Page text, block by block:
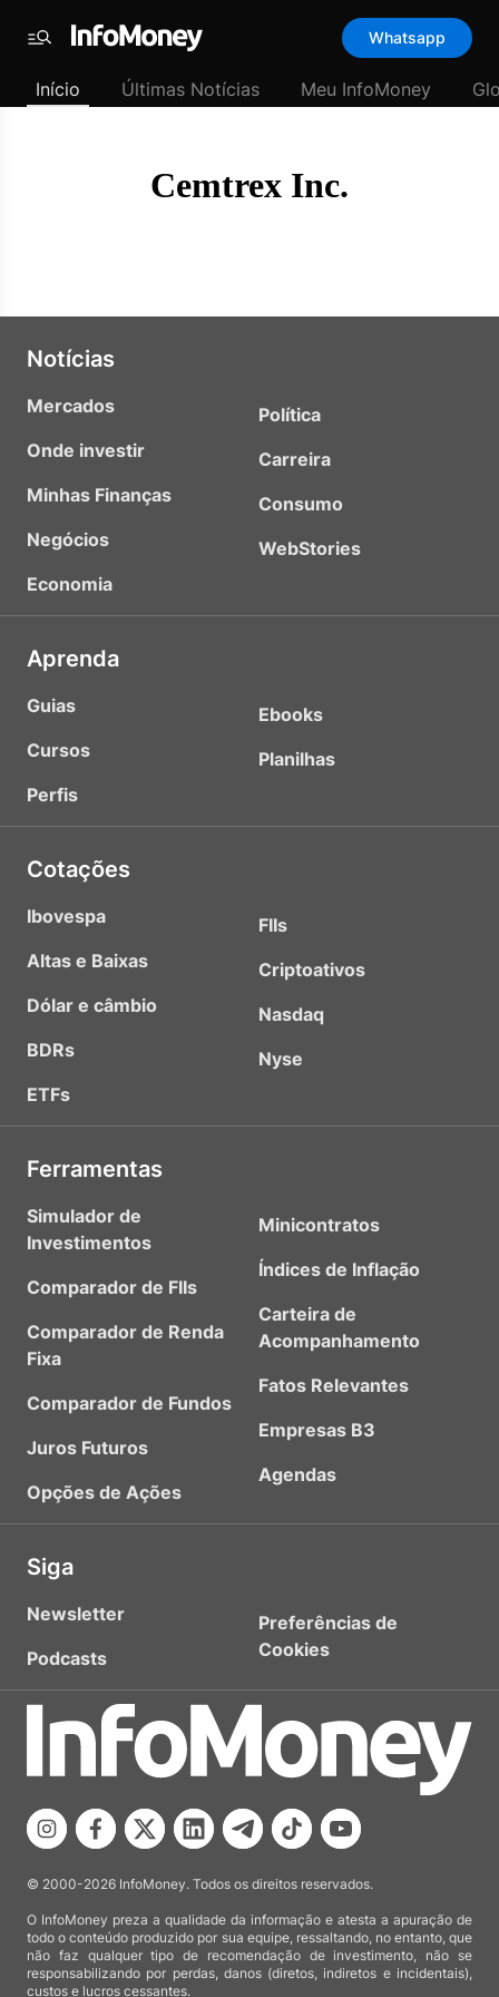
padrão
Últimas
Menu
Whatsapp
Início Últimas Notícias Meu InfoMoney
Cemtrex Inc.
Notícias
Mercados
Onde investir
Minhas Finanças
Negócios
Economia
Política
Carreira
Consumo
WebStories
Aprenda
Guias
Cursos
Perfis
Ebooks
Planilhas
Cotações
Ibovespa
Altas e Baixas
Dólar e câmbio
BDRs
ETFs
FIIs
Criptoativos
Nasdaq
Nyse
Ferramentas
Simulador de
Investimentos
Comparador de FIIs
Comparador de Renda
Fixa
Comparador de Fundos
Juros Futuros
Opções de Ações
Minicontratos
Índices de Inflação
Carteira de
Acompanhamento
Fatos Relevantes
Empresas B3
Agendas
Siga
Newsletter
Podcasts
Preferências de
Cookies
© 2000-2026 InfoMoney. Todos os direitos reservados.
O InfoMoney preza a qualidade da informação e atesta a apuração de
todo o conteúdo produzido por sua equipe, ressaltando, no entanto, que
não faz qualquer tipo de recomendação de investimento, não se
responsabilizando por perdas, danos (diretos, indiretos e incidentais),
custos e lucros cessantes.